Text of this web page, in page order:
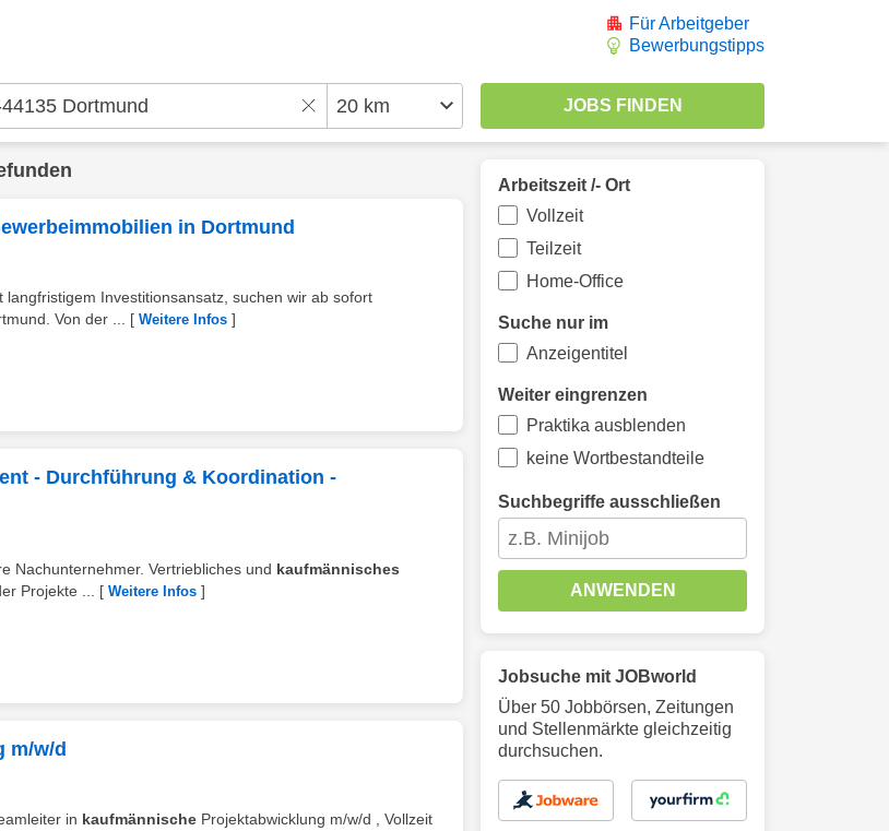
Für Arbeitgeber
Bewerbungstipps
in Dortmund
Investitionsansatz, suchen wir ab sofort
Von der ... [ Weitere Infos ]
- Durchführung & Koordination -
Nachunternehmer. Vertriebliches und kaufmännisches
Projekte ...
[ Weitere Infos ]
m/w/d
in kaufmännische Projektabwicklung m/w/d , Vollzeit
Arbeitszeit /- Ort
Vollzeit
Teilzeit
Home-Office
Suche nur im
Anzeigentitel
Weiter eingrenzen
Praktika ausblenden
keine Wortbestandteile
Suchbegriffe ausschließen
ANWENDEN
Jobsuche mit JOBworld
Über 50 Jobbörsen, Zeitungen
und Stellenmärkte gleichzeitig
durchsuchen.